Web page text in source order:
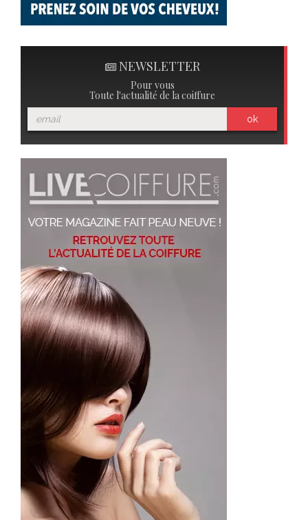
NEWSLETTER
Pour vous
Toute l'actualité de la coiffure
ok